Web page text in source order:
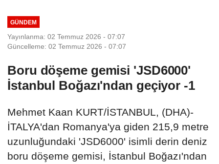
GÜNDEM
Yayınlanma: 02 Temmuz 2026 - 07:07
Güncelleme: 02 Temmuz 2026 - 07:07
Boru döşeme gemisi 'JSD6000'
İstanbul Boğazı'ndan geçiyor -1
Mehmet Kaan KURT/İSTANBUL, (DHA)-
İTALYA'dan Romanya'ya giden 215,9 metre
uzunluğundaki 'JSD6000' isimli derin deniz
boru döşeme gemisi, İstanbul Boğazı'ndan